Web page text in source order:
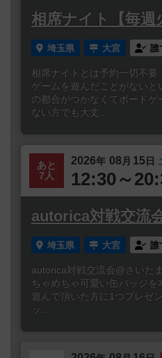
相席ナイト【毎週
埼玉県 大宮 誰
相席ナイトとは予約一切不要
ゲームを遊んだことがないと
の都合がつかなくてボード
ない方でも大丈...
あと
7人
2026年 08 月 15日
12:30～
autorica対戦交流
埼玉県 大宮 誰
autorica対戦交流会@さいた
ちゃめちゃ可愛い缶バッジ
遊んで頂いた方に1つプレゼ
ッ...